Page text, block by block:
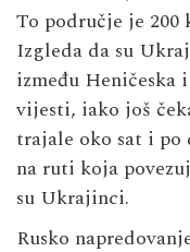
To područje je
Izgleda da su
između
vijesti, iako još
trajale oko sat i
na ruti koja
su Ukrajinci.
Rusko